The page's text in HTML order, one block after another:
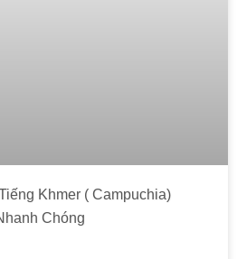
Khmer ( Campuchia)
Chóng